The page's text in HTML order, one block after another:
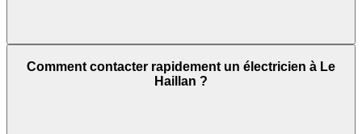
Comment contacter rapidement un électricien à Le
Haillan ?